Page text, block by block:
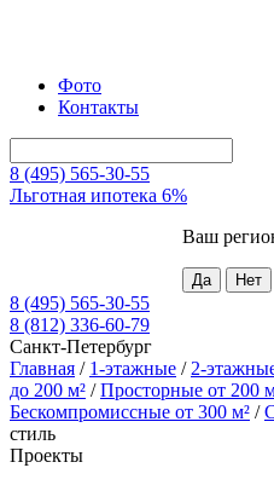
Фото
Контакты
8 (495) 565-30-55
Льготная ипотека 6%
Ваш
8 (495) 565-30-55
8 (812) 336-60-79
Санкт-Петербург
Главная / 1-этажные / 2-
до 200 м² /Просторные от 200
Бескомпромиссные от 300 м² /
стиль
Проекты